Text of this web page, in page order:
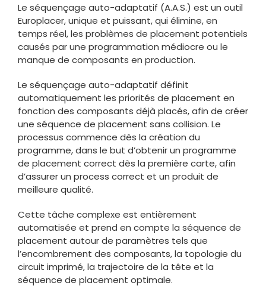
Le séquençage auto-adaptatif (A.A.S.) est un outil
Europlacer, unique et puissant, qui élimine, en
temps réel, les problèmes de placement potentiels
causés par une programmation médiocre ou le
manque de composants en production.
Le séquençage auto-adaptatif définit
automatiquement les priorités de placement en
fonction des composants déjà placés, afin de créer
une séquence de placement sans collision. Le
processus commence dès la création du
programme, dans le but d’obtenir un programme
de placement correct dès la première carte, afin
d’assurer un process correct et un produit de
meilleure qualité.
Cette tâche complexe est entièrement
automatisée et prend en compte la séquence de
placement autour de paramètres tels que
l’encombrement des composants, la topologie du
circuit imprimé, la trajectoire de la tête et la
séquence de placement optimale.